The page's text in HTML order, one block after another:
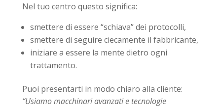
Nel tuo centro questo significa:
smettere di essere “schiava” dei protocolli,
smettere di seguire ciecamente il fabbricante,
iniziare a essere la mente dietro ogni
trattamento.
Puoi presentarti in modo chiaro alla cliente:
“Usiamo macchinari avanzati e tecnologie